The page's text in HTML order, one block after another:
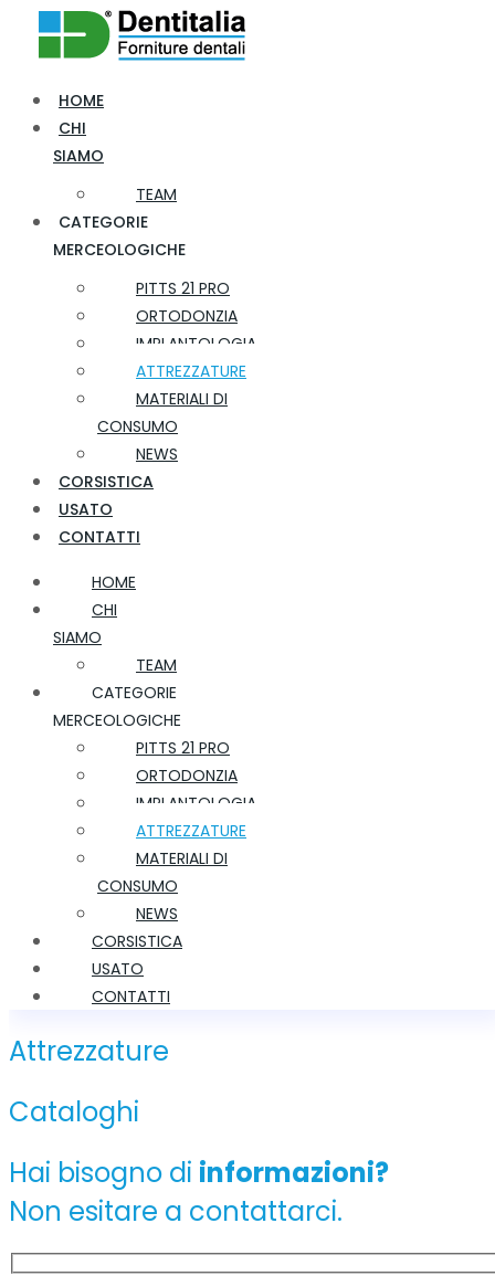
HOME
CHI
SIAMO
TEAM
CATEGORIE
MERCEOLOGICHE
PITTS 21 PRO
ORTODONZIA
IMPLANTOLOGIA
ATTREZZATURE
MATERIALI DI
CONSUMO
NEWS
CORSISTICA
USATO
CONTATTI
HOME
CHI
SIAMO
TEAM
CATEGORIE
MERCEOLOGICHE
PITTS 21 PRO
ORTODONZIA
IMPLANTOLOGIA
ATTREZZATURE
MATERIALI DI
CONSUMO
NEWS
CORSISTICA
USATO
CONTATTI
Attrezzature
Cataloghi
Hai bisogno di informazioni?
Non esitare a contattarci.